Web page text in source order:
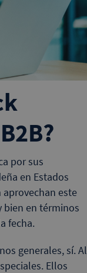
por sus
en Estados
este
bien en términos
fecha.
generales, sí. Al
Ellos